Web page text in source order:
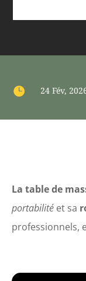
 24 Fév,
La table de
portabilité et sa
professionnels,